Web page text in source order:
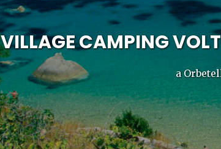
VILLAGE CAMPING
a